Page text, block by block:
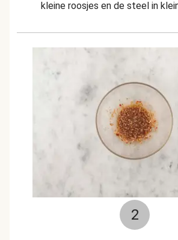
kleine roosjes en de steel in
2